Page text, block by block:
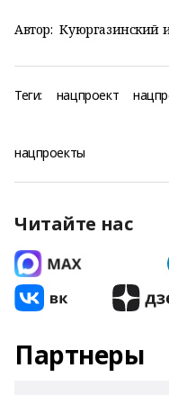
Автор: Куюргазинский
Теги: нацпроект
нацпроекты
Читайте нас
Партнеры